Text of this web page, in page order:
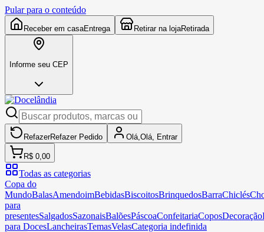
Pular para o conteúdo
Receber em casaEntrega Retirar na lojaRetirada
Informe seu CEP
RefazerRefazer Pedido Olá, Olá, Entrar
R$ 0,00
Todas as categorias
Copa do
MundoBalasAmendoimBebidasBiscoitosBrinquedosBarraChiclés
para
presentesSalgadosSazonaisBalõesPáscoaConfeitariaCoposDecoração
para DocesLancheirasTemasVelasCategoria indefinida